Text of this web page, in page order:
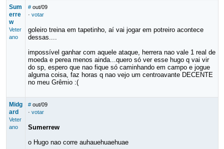
Sum
erre
w
Veter
ano
# out/09
· votar
goleiro treina em tapetinho, aí vai jogar em potreiro acontece
dessas....
impossível ganhar com aquele ataque, herrera nao vale 1 real de
moeda e perea menos ainda...quero só ver esse hugo q vai vir
do sp, espero que nao fique só caminhando em campo e jogue
alguma coisa, faz horas q nao vejo um centroavante DECENTE
no meu Grêmio :(
Midg
ard
Veter
ano
# out/09
· votar
Sumerrew
o Hugo nao corre auhauehuaehuae